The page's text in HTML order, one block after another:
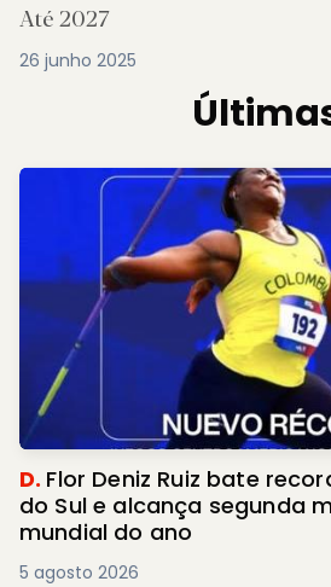
Até 2027
26 junho 2025
D. Flor Deniz Ruiz bate
do Sul e alcança segunda
mundial do ano
5 agosto 2026